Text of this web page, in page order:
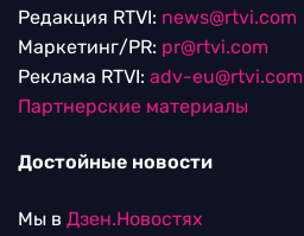
Редакция RTVI: news@rtvi.com
Маркетинг/PR: pr@rtvi.com
Реклама RTVI: adv-eu@rtvi.com
Партнерские материалы
Достойные новости
Мы в Дзен.Новостях